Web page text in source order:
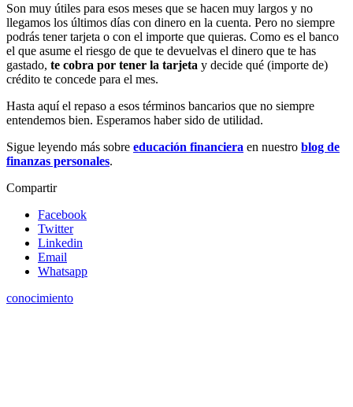
Son muy útiles para esos meses que se hacen muy largos y no
llegamos los últimos días con dinero en la cuenta. Pero no siempre
podrás tener tarjeta o con el importe que quieras. Como es el banco
el que asume el riesgo de que te devuelvas el dinero que te has
gastado, te cobra por tener la tarjeta y decide qué (importe de)
crédito te concede para el mes.
Hasta aquí el repaso a esos términos bancarios que no siempre
entendemos bien. Esperamos haber sido de utilidad.
Sigue leyendo más sobre educación financiera en nuestro blog de
finanzas personales.
Compartir
Facebook
Twitter
Linkedin
Email
Whatsapp
conocimiento